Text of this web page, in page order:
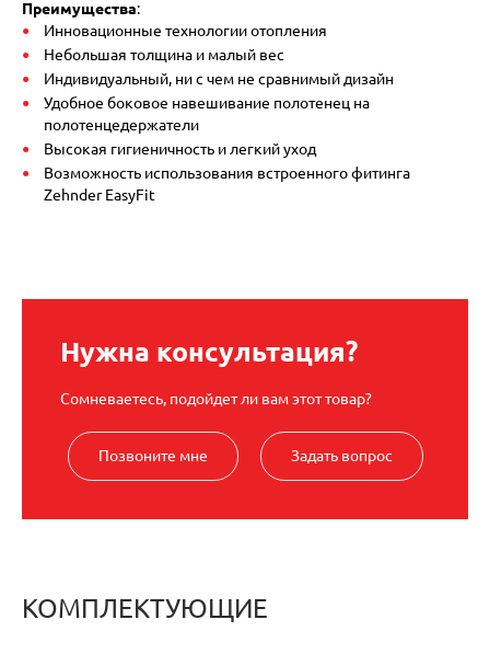
Преимущества:
Инновационные технологии отопления
Небольшая толщина и малый вес
Индивидуальный, ни с чем не сравнимый дизайн
Удобное боковое навешивание полотенец на
полотенцедержатели
Высокая гигиеничность и легкий уход
Возможность использования встроенного фитинга
Zehnder EasyFit
Нужна консультация?
Сомневаетесь, подойдет ли вам этот товар?
Позвоните мне Задать вопрос
КОМПЛЕКТУЮЩИЕ